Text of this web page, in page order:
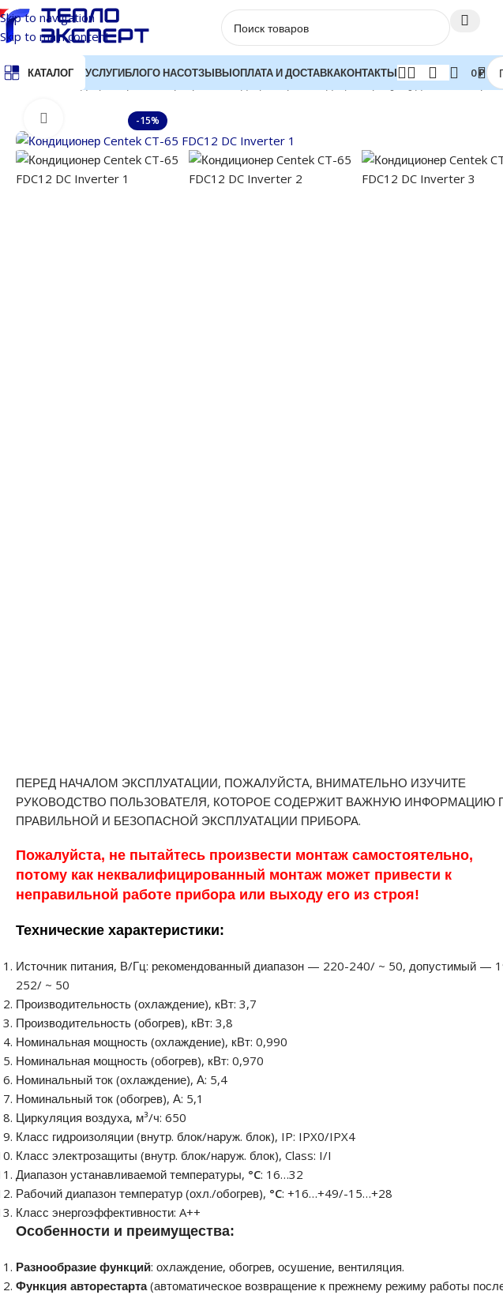
Skip to navigation
Skip to main content
КАТАЛОГ УСЛУГИБЛОГО НАСОТЗЫВЫОПЛАТА И ДОСТАВКАКОНТАКТЫ 0₽
Главная Кондиционеры Инверторные кондиционеры Кондиционеры [12] до 40 м2 серия
-15%
Нажмите, чтобы увеличить
ПЕРЕД НАЧАЛОМ ЭКСПЛУАТАЦИИ, ПОЖАЛУЙСТА, ВНИМАТЕЛЬНО ИЗУЧИТЕ
РУКОВОДСТВО ПОЛЬЗОВАТЕЛЯ, КОТОРОЕ СОДЕРЖИТ ВАЖНУЮ ИНФОРМАЦИЮ
ПРАВИЛЬНОЙ И БЕЗОПАСНОЙ ЭКСПЛУАТАЦИИ ПРИБОРА.
Пожалуйста, не пытайтесь произвести монтаж самостоятельно,
потому как неквалифицированный монтаж может привести к
неправильной работе прибора или выходу его из строя!
Технические характеристики:
Источник питания, В/Гц: рекомендованный диапазон — 220-240/ ~ 50, допустимый —
252/ ~ 50
Производительность (охлаждение), кВт: 3,7
Производительность (обогрев), кВт: 3,8
Номинальная мощность (охлаждение), кВт: 0,990
Номинальная мощность (обогрев), кВт: 0,970
Номинальный ток (охлаждение), А: 5,4
Номинальный ток (обогрев), А: 5,1
Циркуляция воздуха, м³/ч: 650
Класс гидроизоляции (внутр. блок/наруж. блок), IP: IPX0/IPX4
Класс электрозащиты (внутр. блок/наруж. блок), Class: I/I
Диапазон устанавливаемой температуры, °C: 16…32
Рабочий диапазон температур (охл./обогрев), °C: +16…+49/-15…+28
Класс энергоэффективности: A++
Особенности и преимущества:
Разнообразие функций: охлаждение, обогрев, осушение, вентиляция.
Функция авторестарта(автоматическое возвращение к прежнему режиму работы